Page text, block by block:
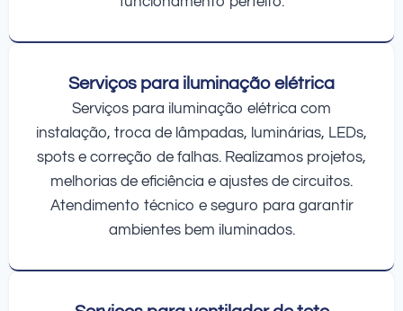
Serviços para iluminação elétrica
Serviços para iluminação elétrica com
instalação, troca de lâmpadas, luminárias, LEDs,
spots e correção de falhas. Realizamos projetos,
melhorias de eficiência e ajustes de circuitos.
Atendimento técnico e seguro para garantir
ambientes bem iluminados.